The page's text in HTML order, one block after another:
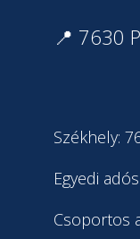
📍 7630
Székhely:
Egyedi
Csoportos